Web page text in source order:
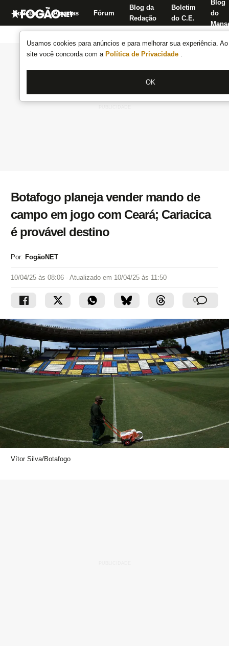
Usamos cookies para anúncios e para melhorar sua experiência.
site você concorda com a Política de Privacidade .
OK
Notícias Apostas Fórum
Blog da
Redação
Boletim
do C.E.
Blog
do
Botafogo planeja vender mando de
campo em jogo com Ceará; Cariacica
é provável destino
Por: FogãoNET
10/04/25 às 08:06 - Atualizado em 10/04/25 às 11:50
0
Vítor Silva/Botafogo